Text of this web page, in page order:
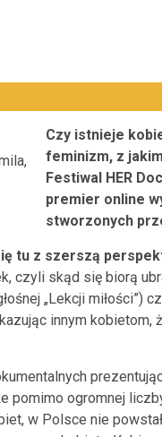
Czy istnieje
feminizm, z
Festiwal HER
premier online
stworzonych
tu z szerszą
czyli skąd się biorą
„Lekcji miłości”)
innym kobietom,
pomimo ogromnej
w Polsce nie